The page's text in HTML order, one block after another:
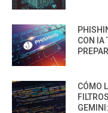
CON IA
CÓMO